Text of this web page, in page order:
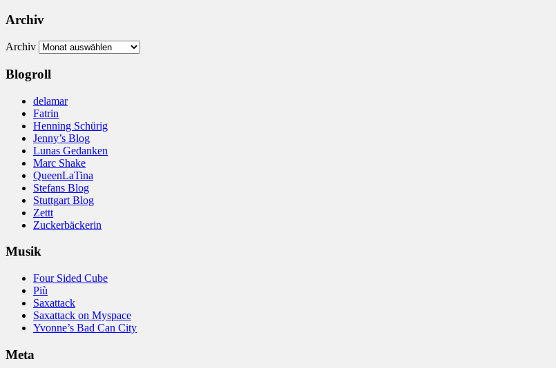
Archiv
Archiv
Blogroll
delamar
Fatrin
Henning Schürig
Jenny’s Blog
Lunas Gedanken
Marc Shake
QueenLaTina
Stefans Blog
Stuttgart Blog
Zettt
Zuckerbäckerin
Musik
Four Sided Cube
Più
Saxattack
Saxattack on Myspace
Yvonne’s Bad Can City
Meta